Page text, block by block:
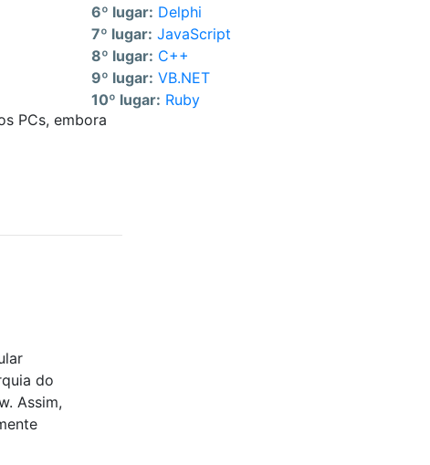
PCs, embora
do
Assim,
6º lugar: Delphi
7º lugar: JavaScript
8º lugar: C++
9º lugar: VB.NET
10º lugar: Ruby